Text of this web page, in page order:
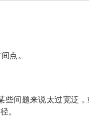
点。
问题来说太过宽泛
。